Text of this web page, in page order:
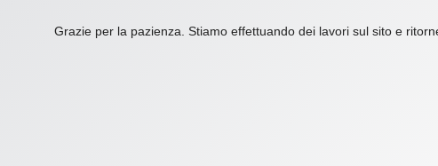
Grazie per la pazienza. Stiamo effettuando dei lavori sul sito e